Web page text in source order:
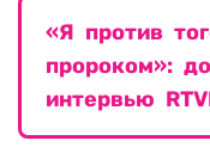
«Я против
пророком»:
интервью